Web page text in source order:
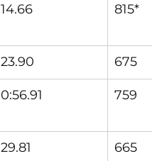
14.66 815*
23.90 675
0:56.91 759
29.81
665